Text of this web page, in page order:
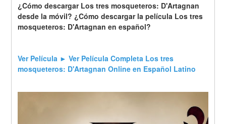
¿Cómo descargar Los tres mosqueteros: D'Artagnan
desde la móvil? ¿Cómo descargar la película Los tres
mosqueteros: D'Artagnan en español?
Ver Película ► Ver Película Completa Los tres
mosqueteros: D'Artagnan Online en Español Latino